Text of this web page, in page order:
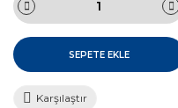
SEPETE EKLE
Karşılaştır